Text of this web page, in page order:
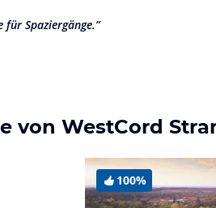
für Spaziergänge.”
von WestCord
100%